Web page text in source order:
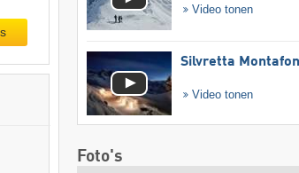
Video tonen
Silvretta Montafon
Video tonen
Foto's